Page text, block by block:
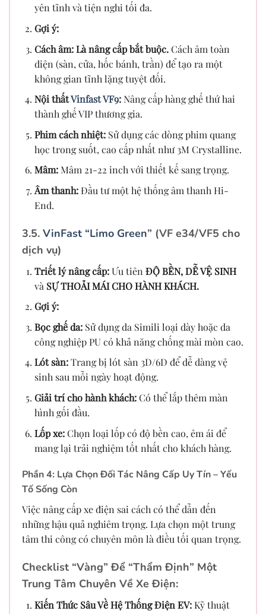
yên tĩnh và tiện nghi tối đa.
Gợi ý:
Cách âm: Là nâng cấp bắt buộc.Cách âm toàn
diện (sàn, cửa, hốc bánh, trần) để tạo ra một
không gian tĩnh lặng tuyệt đối.
Nội thấtVinfast VF9:Nâng cấp hàng ghế thứ hai
thành ghế VIP thương gia.
Phim cách nhiệt:Sử dụng các dòng phim quang
học trong suốt, cao cấp nhất như 3M Crystalline.
Mâm:Mâm 21-22 inch với thiết kế sang trọng.
Âm thanh:Đầu tư một hệ thống âm thanh Hi-
End.
3.5. VinFast “Limo Green” (VF e34/VF5 cho
dịch vụ)
Triết lý nâng cấp:Ưu tiên ĐỘ BỀN, DỄ VỆ SINH
và SỰ THOẢI MÁI CHO HÀNH KHÁCH.
Gợi ý:
Bọc ghế da:Sử dụng da Simili loại dày hoặc da
công nghiệp PU có khả năng chống mài mòn cao.
Lót sàn:Trang bị lót sàn 3D/6D để dễ dàng vệ
sinh sau mỗi ngày hoạt động.
Giải trí cho hành khách:Có thể lắp thêm màn
hình gối đầu.
Lốp xe:Chọn loại lốp có độ bền cao, êm ái để
mang lại trải nghiệm tốt nhất cho khách hàng.
Phần 4: Lựa Chọn Đối Tác Nâng Cấp Uy Tín – Yếu
Tố Sống Còn
Việc nâng cấp xe điện sai cách có thể dẫn đến
những hậu quả nghiêm trọng. Lựa chọn một trung
tâm thi công có chuyên môn là điều tối quan trọng.
Checklist “Vàng” Để “Thẩm Định” Một
Trung Tâm Chuyên Về Xe Điện:
Kiến Thức Sâu Về Hệ Thống Điện EV:Kỹ thuật